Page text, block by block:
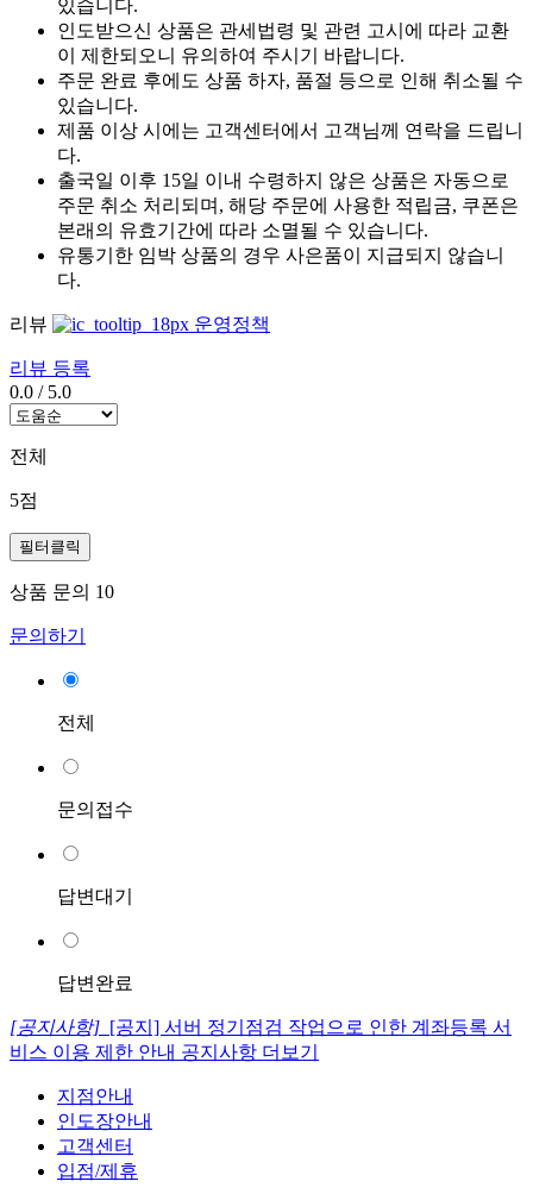
있습니다.
인도받으신 상품은 관세법령 및 관련 고시에 따라 교환
이 제한되오니 유의하여 주시기 바랍니다.
주문 완료 후에도 상품 하자, 품절 등으로 인해 취소될 수
있습니다.
제품 이상 시에는 고객센터에서 고객님께 연락을 드립니
다.
출국일 이후 15일 이내 수령하지 않은 상품은 자동으로
주문 취소 처리되며, 해당 주문에 사용한 적립금, 쿠폰은
본래의 유효기간에 따라 소멸될 수 있습니다.
유통기한 임박 상품의 경우 사은품이 지급되지 않습니
다.
리뷰 운영정책
리뷰 등록
0.0 / 5.0
전체
5점
필터클릭
상품 문의 10
문의하기
전체
문의접수
답변대기
답변완료
[공지사항] [공지] 서버 정기점검 작업으로 인한 계좌등록 서
비스 이용 제한 안내 공지사항 더보기
지점안내
인도장안내
고객센터
입점/제휴